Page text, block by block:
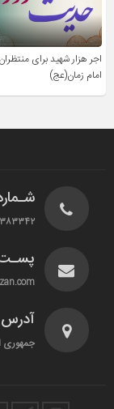
اجر هزار شهید برای منتظران
امام زمان(عج)
پسـت
جمهوری